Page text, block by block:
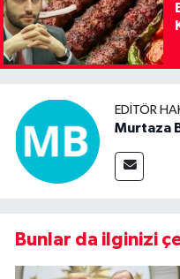
EDITÖR
Murtaza
Bunlar da ilginizi